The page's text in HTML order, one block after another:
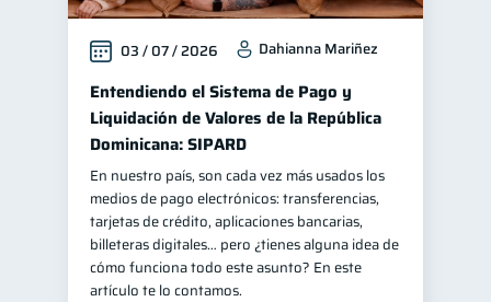
Finanzas familiares 25
Inclusión financiera 22
Bienestar financiero 22
Finanzas para mujeres 20
Seguridad financiera
Salud financiera 12
Productos financieros 11
Organización Financiera 10
10
03 / 07 / 2026 Dahianna Mariñez
Entendiendo el Sistema de Pago y
Liquidación de Valores de la República
Dominicana: SIPARD
En nuestro país, son cada vez más usados los
medios de pago electrónicos: transferencias,
tarjetas de crédito, aplicaciones bancarias,
billeteras digitales… pero ¿tienes alguna idea de
cómo funciona todo este asunto? En este
artículo te lo contamos.